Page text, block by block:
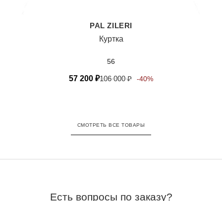
PAL ZILERI
Куртка
56
57 200 ₽106 000₽ -40%
СМОТРЕТЬ ВСЕ ТОВАРЫ
Есть вопросы по заказу?